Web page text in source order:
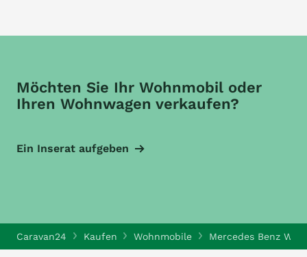
Möchten Sie Ihr Wohnmobil oder
Ihren Wohnwagen verkaufen?
Ein Inserat aufgeben
Caravan24 Kaufen Wohnmobile Mercedes Benz